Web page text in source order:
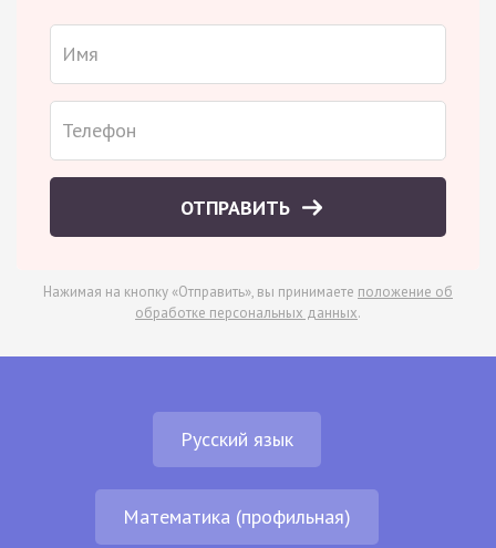
ОТПРАВИТЬ
Нажимая на кнопку «Отправить», вы принимаете положение об
обработке персональных данных.
Русский язык
Математика (профильная)